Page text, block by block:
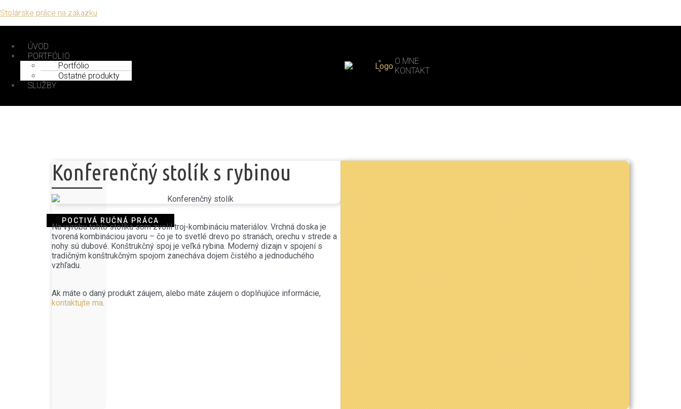
Stolárske práce na zákazku
ÚVOD
PORTFÓLIO
Portfólio
Ostatné produkty
SLUŽBY
O MNE
KONTAKT
Konferenčný stolík s rybinou
Na výrobu tohto stolíka som zvolil troj-kombináciu materiálov. Vrchná doska je
tvorená kombináciou javoru – čo je to svetlé drevo po stranách, orechu v strede a
nohy sú dubové. Konštrukčný spoj je veľká rybina. Moderný dizajn v spojení s
tradičným konštrukčným spojom zanecháva dojem čistého a jednoduchého
vzhľadu.
Ak máte o daný produkt záujem, alebo máte záujem o doplňujúce informácie,
kontaktujte ma.